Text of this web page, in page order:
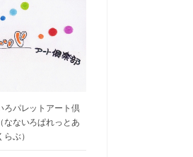
ろパレットアート倶
なないろぱれっとあ
ぶ）